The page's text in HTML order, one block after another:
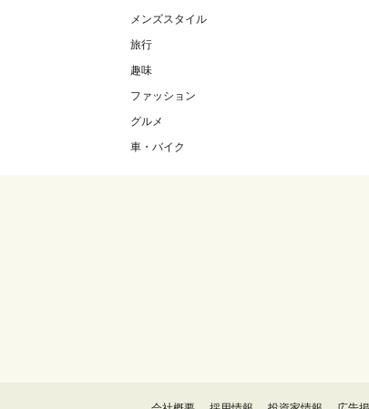
メンズスタイル
旅行
趣味
ファッション
グルメ
車・バイク